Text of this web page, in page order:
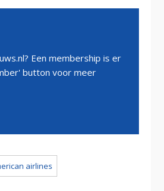
Een membership is er
button voor meer
airlines